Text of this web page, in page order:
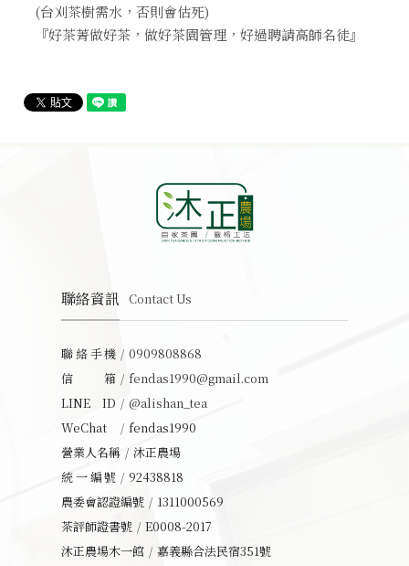
(台刈茶樹需水，否則會估死)
『好茶菁做好茶，做好茶園管理，好過聘請高師名徒』
聯絡資訊 Contact Us
聯絡手機
0909808868
信箱
fendas1990@gmail.com
LINE ID
@alishan_tea
WeChat
fendas1990
營業人名稱
沐正農場
統一編號
92438818
農委會認證編號
1311000569
茶評師證書號
E0008-2017
沐正農場木一館
嘉義縣合法民宿351號